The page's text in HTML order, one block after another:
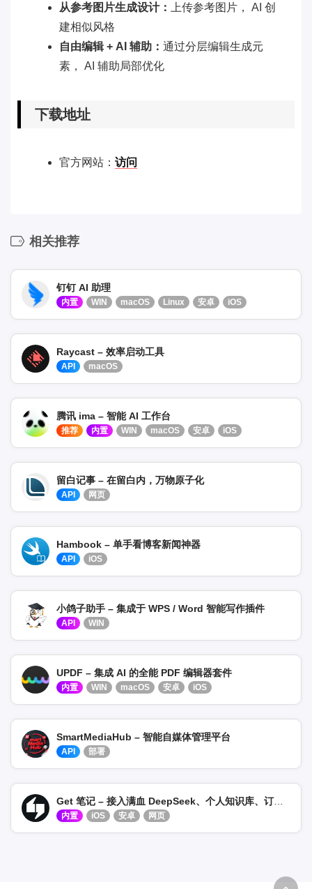
从参考图片生成设计：
上传参考图片， AI 创
建相似风格
自由编辑 + AI 辅助： 通过分层编辑生成元
素， AI 辅助局部优化
下载地址
官方网站： 访问
相关推荐
钉钉 AI 助理
内置 WIN macOS Linux 安卓 iOS
Raycast – 效率启动工具
API macOS
腾讯 ima – 智能 AI 工作台
推荐 内置 WIN macOS 安卓 iOS
留白记事 – 在留白内，万物原子化
API 网页
Hambook – 单手看博客新闻神器
API iOS
小鸽子助手 – 集成于 WPS / Word 智能写作插件
API WIN
UPDF – 集成 AI 的全能 PDF 编辑器套件
内置 WIN macOS 安卓 iOS
SmartMediaHub – 智能自媒体管理平台
API 部署
Get 笔记 – 接入满血 DeepSeek、个人知识库、订阅公众号 / 视频号
内置 iOS 安卓 网页